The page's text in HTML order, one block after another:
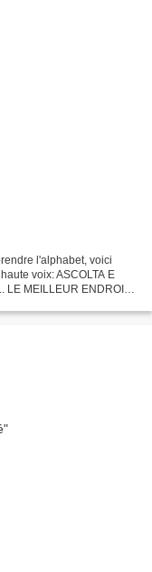
voix: ASCOLTA E
LE MEILLEUR ENDROIT